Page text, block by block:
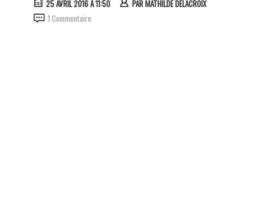
25 AVRIL 2016 À 11:50 PARMATHILDE DELACROIX
1 Commentaire